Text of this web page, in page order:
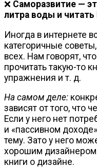
❌ Саморазвитие —
литра воды и читать
Иногда в интернете
категоричные
всех. Нам говорят,
прочитать такую-то
упражнения и т. д.
На самом деле:
зависят от того, что
Если у него нет
и «пассивном
тему. Зато у него
хорошим
книги о дизайне.